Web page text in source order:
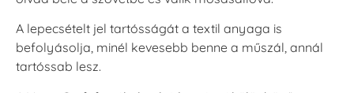
A lepecsételt jel tartósságát a textil anyaga is
befolyásolja, minél kevesebb benne a műszál, annál
tartóssab lesz.